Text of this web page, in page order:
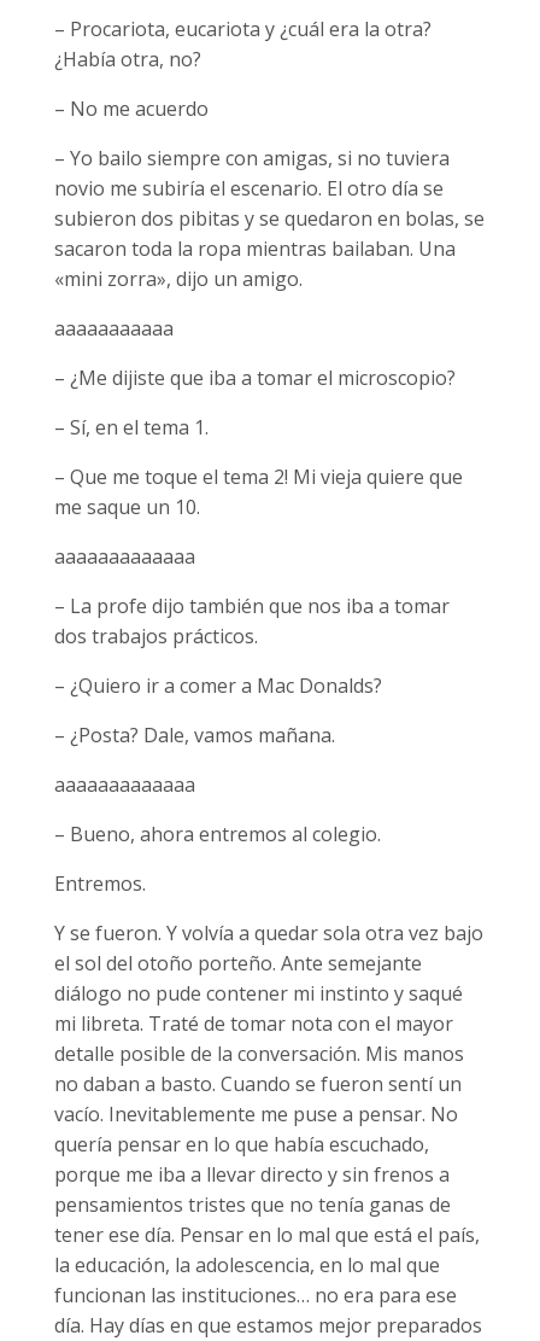
– Procariota, eucariota y ¿cuál era la otra?
¿Había otra, no?
– No me acuerdo
– Yo bailo siempre con amigas, si no tuviera
novio me subiría el escenario. El otro día se
subieron dos pibitas y se quedaron en bolas, se
sacaron toda la ropa mientras bailaban. Una
«mini zorra», dijo un amigo.
aaaaaaaaaaa
– ¿Me dijiste que iba a tomar el microscopio?
– Sí, en el tema 1.
– Que me toque el tema 2! Mi vieja quiere que
me saque un 10.
aaaaaaaaaaaaa
– La profe dijo también que nos iba a tomar
dos trabajos prácticos.
– ¿Quiero ir a comer a Mac Donalds?
– ¿Posta? Dale, vamos mañana.
aaaaaaaaaaaaa
– Bueno, ahora entremos al colegio.
Entremos.
Y se fueron. Y volvía a quedar sola otra vez bajo
el sol del otoño porteño. Ante semejante
diálogo no pude contener mi instinto y saqué
mi libreta. Traté de tomar nota con el mayor
detalle posible de la conversación. Mis manos
no daban a basto. Cuando se fueron sentí un
vacío. Inevitablemente me puse a pensar. No
quería pensar en lo que había escuchado,
porque me iba a llevar directo y sin frenos a
pensamientos tristes que no tenía ganas de
tener ese día. Pensar en lo mal que está el país,
la educación, la adolescencia, en lo mal que
funcionan las instituciones… no era para ese
día. Hay días en que estamos mejor preparados